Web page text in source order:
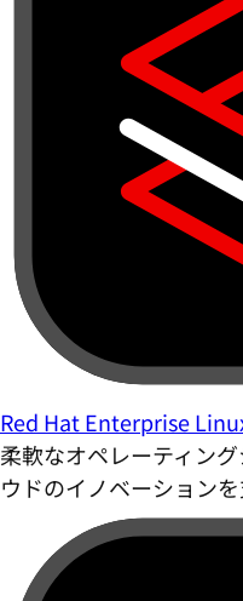
Red Hat Enterprise
柔軟なオペレーティン
ウドのイノベーションを